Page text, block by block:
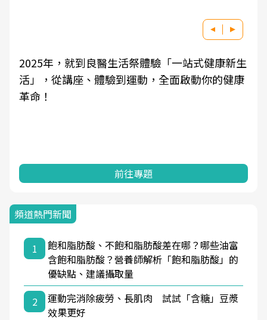
2025年，就到良醫生活祭體驗「一站式健康新生
活」，從講座、體驗到運動，全面啟動你的健康
革命！
前往專題
頻道熱門新聞
1
飽和脂肪酸、不飽和脂肪酸差在哪？哪些油富
含飽和脂肪酸？營養師解析「飽和脂肪酸」的
優缺點、建議攝取量
2
運動完消除疲勞、長肌肉 試試「含糖」豆漿
效果更好